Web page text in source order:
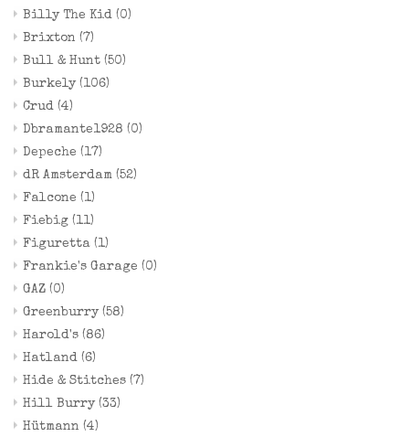
Billy The Kid (0)
Brixton (7)
Bull & Hunt (50)
Burkely (106)
Crud (4)
Dbramante1928 (0)
Depeche (17)
dR Amsterdam (52)
Falcone (1)
Fiebig (11)
Figuretta (1)
Frankie's Garage (0)
GAZ (0)
Greenburry (58)
Harold's (86)
Hatland (6)
Hide & Stitches (7)
Hill Burry (33)
Hütmann (4)